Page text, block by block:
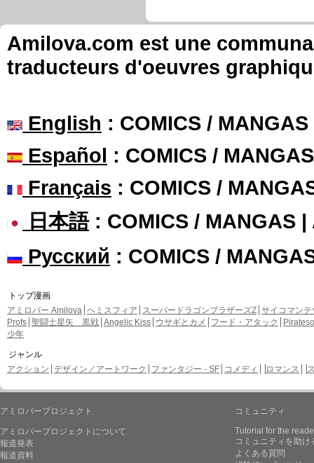
Amilova.com est une
traducteurs d'oeuvres
English : COMICS /
Español : COMICS /
Français : COMICS /
日本語: COMICS / MANGAS |
Русский : COMICS /
トップ漫画
アミロバー Amilova ヘミスフィア スーパードラゴンブラザーズZ サイコマンテ
Profs 聖闘士星矢 黒戦 Angelic Kiss ウサギとカメ フード・アタック
少年
ジャンル
アクション デザイン／アートワーク ファンタジー - SF コメディ ロマンス
アミロバープロジェクト
アミロバープロジェクトについて
報道発表
報道資料
コミュニティ
Tutorial for the
コミュニティを助け
よくある質問